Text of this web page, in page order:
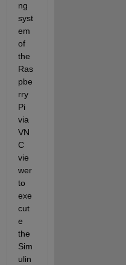
ng
syst
em
of
the
Ras
pbe
rry
Pi
via
VN
C
vie
wer
to
exe
cut
e
the
Sim
ulin